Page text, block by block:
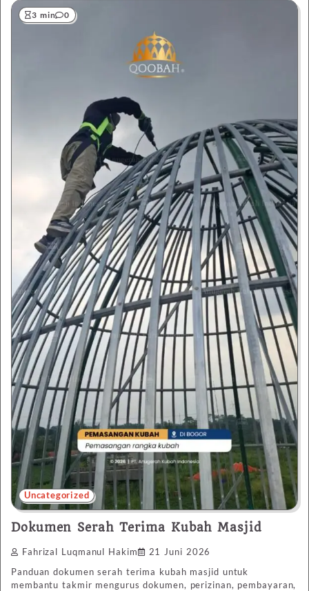
3 min 0
Uncategorized
Dokumen Serah Terima Kubah Masjid
Fahrizal Luqmanul Hakim 21 Juni 2026
Panduan dokumen serah terima kubah masjid untuk
membantu takmir mengurus dokumen, perizinan, pembayaran,